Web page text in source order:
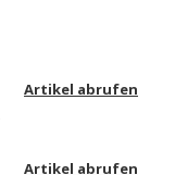
Artikel abrufen
Artikel abrufen